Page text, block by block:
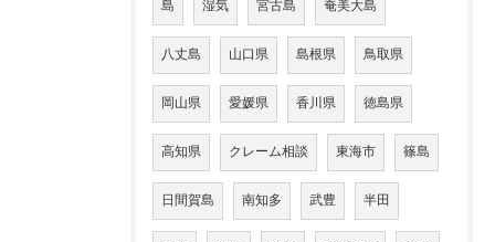
島 湿気 宮古島 奄美大島
八丈島 山口県 島根県 鳥取県
岡山県 愛媛県 香川県 徳島県
高知県 クレーム相談 東海市 篠島
日間賀島 南知多 武豊 半田